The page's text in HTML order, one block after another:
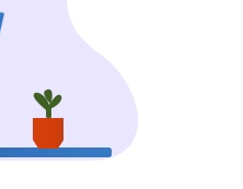
何需要退款。